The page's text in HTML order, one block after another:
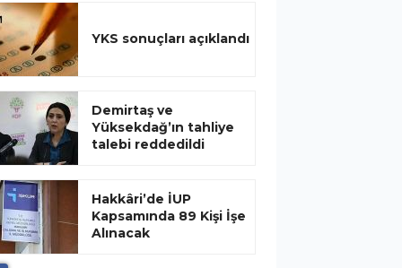
YKS sonuçları açıklandı
Demirtaş ve
Yüksekdağ’ın tahliye
talebi reddedildi
Hakkâri’de İUP
Kapsamında 89 Kişi İşe
Alınacak